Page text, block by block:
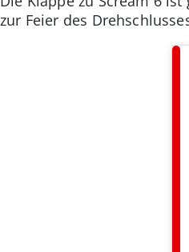
zur Feier des